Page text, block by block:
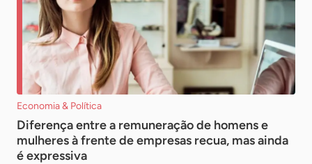
Economia & Política
Diferença entre a remuneração de homens e
mulheres à frente de empresas recua, mas ainda
é expressiva